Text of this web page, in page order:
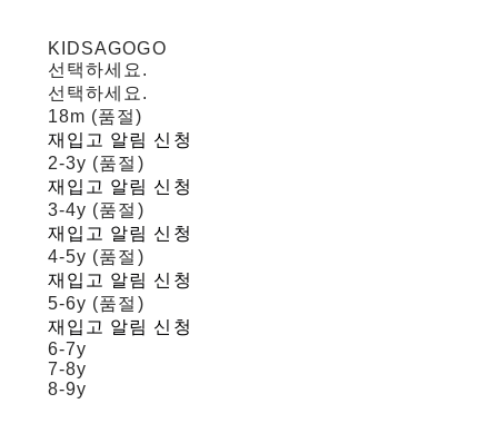
KIDSAGOGO
선택하세요.
선택하세요.
18m (품절)
재입고 알림 신청
2-3y (품절)
재입고 알림 신청
3-4y (품절)
재입고 알림 신청
4-5y (품절)
재입고 알림 신청
5-6y (품절)
재입고 알림 신청
6-7y
7-8y
8-9y